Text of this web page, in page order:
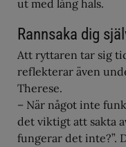
ut med lång hals.
Rannsaka dig
Att ryttaren tar sig
reflekterar även
Therese.
– När något inte
det viktigt att sakta
fungerar det inte?”.